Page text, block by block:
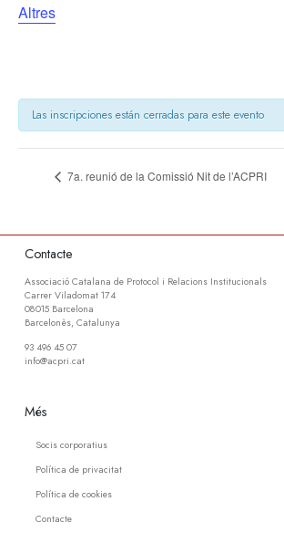
Altres
Las inscripciones están cerradas para este evento
7a. reunió de la Comissió Nit de l’ACPRI
Contacte
Associació Catalana de Protocol i Relacions Institucionals
Carrer Viladomat 174
08015 Barcelona
Barcelonès, Catalunya
93 496 45 07
info@acpri.cat
Més
Socis corporatius
Política de privacitat
Política de cookies
Contacte